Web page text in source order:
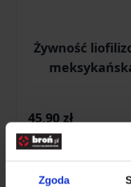
Zgoda
Żywność
45,90 zł
Brak w magazynie